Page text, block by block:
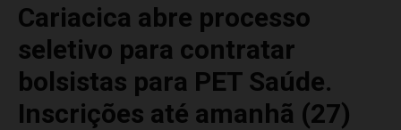
Cariacica abre processo
seletivo para contratar
bolsistas para PET Saúde.
Inscrições até amanhã (27)